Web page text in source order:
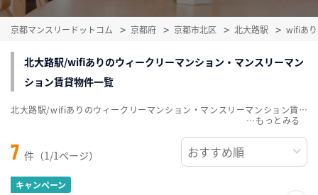
京都マンスリードットコム 京都府 京都市北区 北大路駅 wifiあ
北大路駅/wifiありのウィークリーマンション・マンスリーマン
ション賃貸物件一覧
7 件（1/1ページ）
キャンペーン
北大路駅/wifiありのウィークリーマンション・マンスリーマンション賃貸物件一覧を掲載中。敷金・礼金無料、家具・家電付をご紹介。こだわり条件での絞込みも簡単！
…